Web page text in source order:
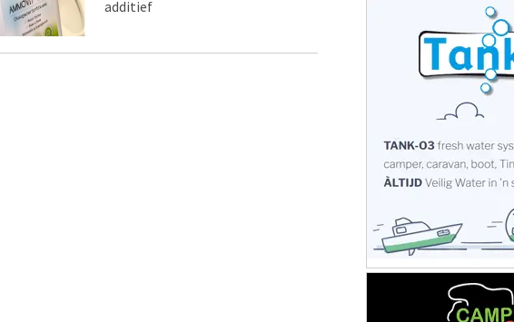
additief